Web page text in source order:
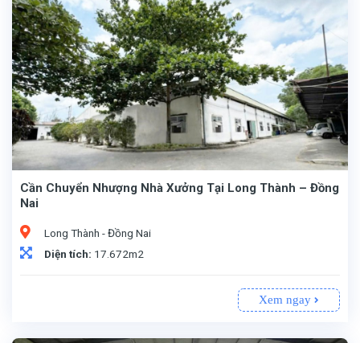
Cần Chuyển Nhượng Nhà Xưởng Tại Long Thành – Đồng
Nai
Long Thành - Đồng Nai
Diện tích: 17.672m2
Xem ngay